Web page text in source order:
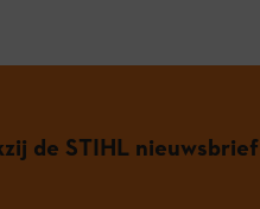
de STIHL nieuwsbrief